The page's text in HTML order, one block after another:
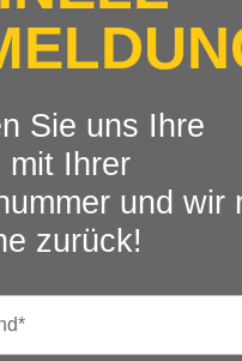
Sie uns Ihre
mit Ihrer
und wir
zurück!